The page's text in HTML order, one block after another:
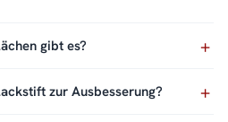
gibt es?
zur Ausbesserung?